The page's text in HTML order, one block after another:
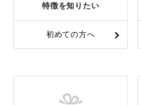
特徴を知りたい
初めての方へ